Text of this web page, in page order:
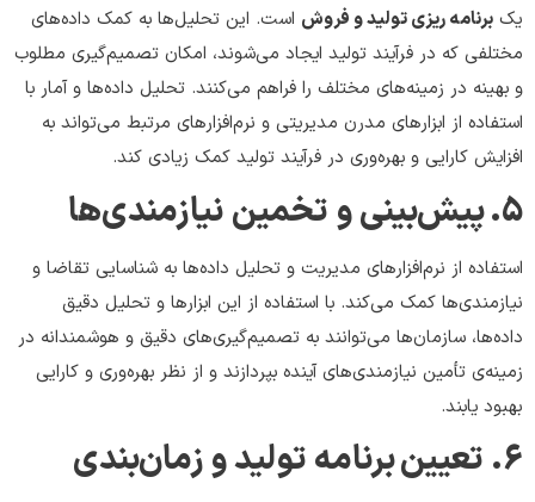
یک برنامه ریزی تولید و فروش است. این تحلیل‌ها به کمک داده‌های
مختلفی که در فرآیند تولید ایجاد می‌شوند، امکان تصمیم‌گیری مطلوب
و بهینه در زمینه‌های مختلف را فراهم می‌کنند. تحلیل داده‌ها و آمار با
استفاده از ابزارهای مدرن مدیریتی و نرم‌افزارهای مرتبط می‌تواند به
افزایش کارایی و بهره‌وری در فرآیند تولید کمک زیادی کند.
۵.پیش‌بینی و تخمین نیازمندی‌ها
استفاده از نرم‌افزارهای مدیریت و تحلیل داده‌ها به شناسایی تقاضا و
نیازمندی‌ها کمک می‌کند. با استفاده از این ابزارها و تحلیل دقیق
داده‌ها، سازمان‌ها می‌توانند به تصمیم‌گیری‌های دقیق و هوشمندانه در
زمینه‌ی تأمین نیازمندی‌های آینده بپردازند و از نظر بهره‌وری و کارایی
بهبود یابند.
۶. تعیین برنامه تولید و زمان‌بندی